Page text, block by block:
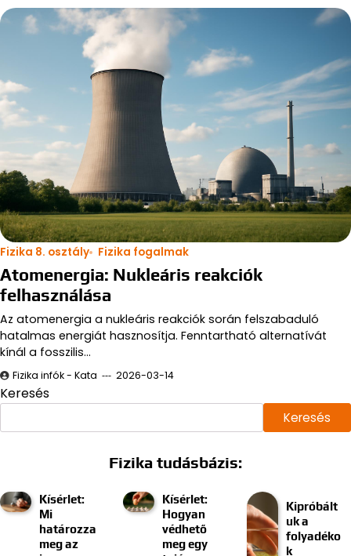
Fizika 8. osztály Fizika fogalmak
Atomenergia: Nukleáris reakciók
felhasználása
Az atomenergia a nukleáris reakciók során felszabaduló
hatalmas energiát hasznosítja. Fenntartható alternatívát
kínál a fosszilis…
Fizika infók - Kata 2026-03-14
Keresés
Keresés
Fizika tudásbázis:
Kísérlet:
Mi
határozza
meg az
Kísérlet:
Hogyan
védhető
meg egy
Kipróbált
uk a
folyadéko
k